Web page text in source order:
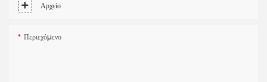
Αρχείο
Περιεχόμενο